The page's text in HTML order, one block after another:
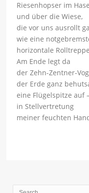
Riesenhopser im
und über die Wiese,
die vor uns ausrollt
wie eine
horizontale
Am Ende legt da
der Zehn-Zentner-
der Erde ganz
eine Flügelspitze auf
in Stellvertretung
meiner feuchten